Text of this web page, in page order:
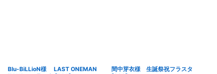
Blu-BiLLioN様 LAST ONEMAN
間中芽衣様 生誕祭祝フラスタ